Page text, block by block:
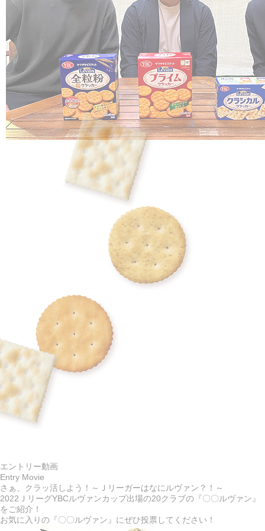
エントリー動画
Entry Movie
さぁ、クラッ活しよう！～Ｊリーガーはなにルヴァン？！～
2022ＪリーグYBCルヴァンカップ出場の20クラブの『〇〇ルヴァン』
をご紹介！
お気に入りの『〇〇ルヴァン』にぜひ投票してください！